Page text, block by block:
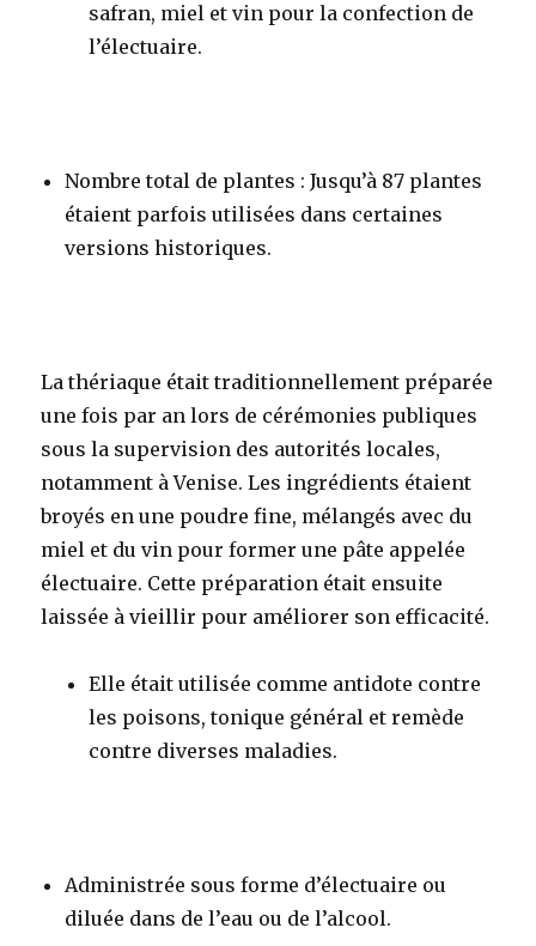
safran, miel et vin pour la confection de
l’électuaire.
Nombre total de plantes : Jusqu’à 87 plantes
étaient parfois utilisées dans certaines
versions historiques.
La thériaque était traditionnellement préparée
une fois par an lors de cérémonies publiques
sous la supervision des autorités locales,
notamment à Venise. Les ingrédients étaient
broyés en une poudre fine, mélangés avec du
miel et du vin pour former une pâte appelée
électuaire. Cette préparation était ensuite
laissée à vieillir pour améliorer son efficacité.
Elle était utilisée comme antidote contre
les poisons, tonique général et remède
contre diverses maladies.
Administrée sous forme d’électuaire ou
diluée dans de l’eau ou de l’alcool.